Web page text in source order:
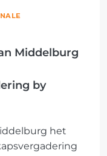
Middelburg
by
het